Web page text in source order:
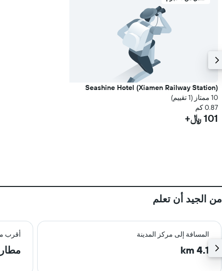
Seashine Hotel (Xiamen Railway Station)
10 ممتاز (1 تقييم)
0.87 كم
101 ﷼+
من الجيد أن تعلم
المسافة إلى مركز المدينة أقرب
4.1 km